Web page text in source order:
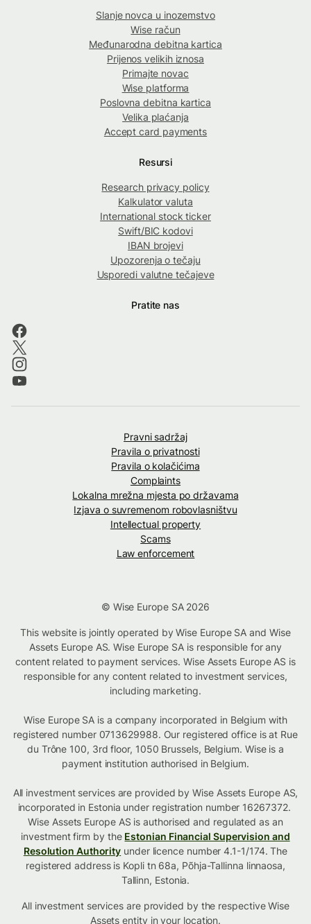
Slanje novca u inozemstvo
Wise račun
Međunarodna debitna kartica
Prijenos velikih iznosa
Primajte novac
Wise platforma
Poslovna debitna kartica
Velika plaćanja
Accept card payments
Resursi
Research privacy policy
Kalkulator valuta
International stock ticker
Swift/BIC kodovi
IBAN brojevi
Upozorenja o tečaju
Usporedi valutne tečajeve
Pratite nas
Pravni sadržaj
Pravila o privatnosti
Pravila o kolačićima
Complaints
Lokalna mrežna mjesta po državama
Izjava o suvremenom robovlasništvu
Intellectual property
Scams
Law enforcement
© Wise Europe SA 2026
This website is jointly operated by Wise Europe SA and Wise
Assets Europe AS. Wise Europe SA is responsible for any
content related to payment services. Wise Assets Europe AS is
responsible for any content related to investment services,
including marketing.
Wise Europe SA is a company incorporated in Belgium with
registered number 0713629988. Our registered office is at Rue
du Trône 100, 3rd floor, 1050 Brussels, Belgium. Wise is a
payment institution authorised in Belgium.
All investment services are provided by Wise Assets Europe AS,
incorporated in Estonia under registration number 16267372.
Wise Assets Europe AS is authorised and regulated as an
investment firm by the Estonian Financial Supervision and
Resolution Authority under licence number 4.1-1/174. The
registered address is Kopli tn 68a, Põhja-Tallinna linnaosa,
Tallinn, Estonia.
All investment services are provided by the respective Wise
Assetsentity in your location.